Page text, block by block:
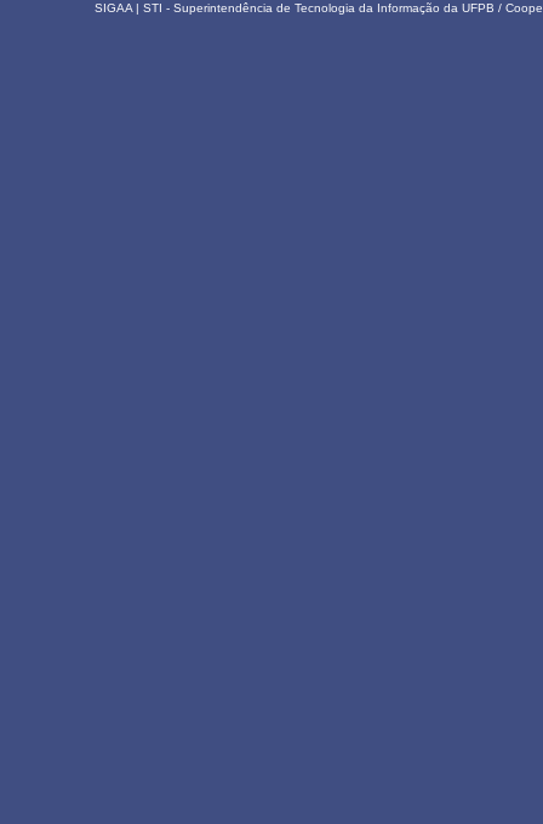
SIGAA | STI - Superintendência de Tecnologia da Informação da UFPB /